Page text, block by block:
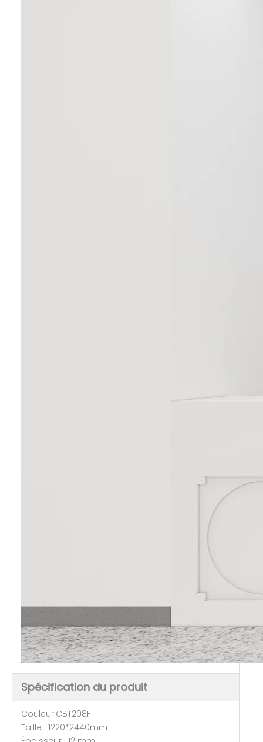
Spécification du produit
Couleur:CBT208F
Taille : 1220*2440mm